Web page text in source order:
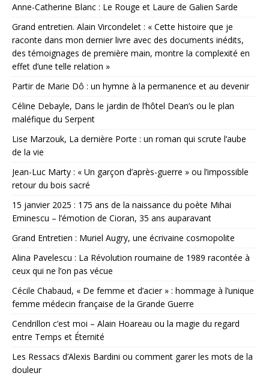
Anne-Catherine Blanc : Le Rouge et Laure de Galien Sarde
Grand entretien. Alain Vircondelet : « Cette histoire que je
raconte dans mon dernier livre avec des documents inédits,
des témoignages de première main, montre la complexité en
effet d’une telle relation »
Partir de Marie Dô : un hymne à la permanence et au devenir
Céline Debayle, Dans le jardin de l’hôtel Dean’s ou le plan
maléfique du Serpent
Lise Marzouk, La dernière Porte : un roman qui scrute l’aube
de la vie
Jean-Luc Marty : « Un garçon d’après-guerre » ou l’impossible
retour du bois sacré
15 janvier 2025 : 175 ans de la naissance du poète Mihai
Eminescu – l’émotion de Cioran, 35 ans auparavant
Grand Entretien : Muriel Augry, une écrivaine cosmopolite
Alina Pavelescu : La Révolution roumaine de 1989 racontée à
ceux qui ne l’on pas vécue
Cécile Chabaud, « De femme et d’acier » : hommage à l’unique
femme médecin française de la Grande Guerre
Cendrillon c’est moi – Alain Hoareau ou la magie du regard
entre Temps et Éternité
Les Ressacs d’Alexis Bardini ou comment garer les mots de la
douleur